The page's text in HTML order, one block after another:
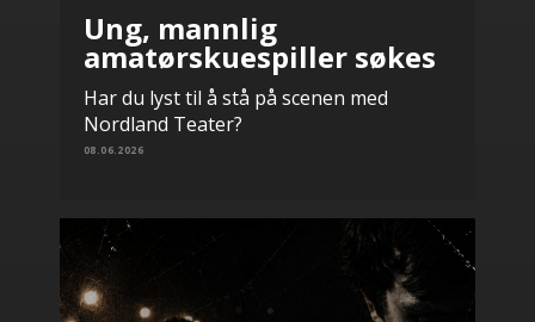
Ung, mannlig
amatørskuespiller søkes
Har du lyst til å stå på scenen med
Nordland Teater?
08.06.2026